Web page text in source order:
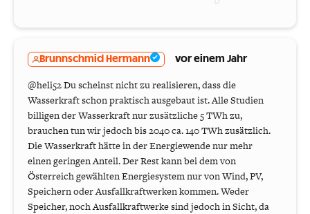
Brunnschmid Hermann vor einem Jahr
@heli52 Du scheinst nicht zu realisieren, dass die
Wasserkraft schon praktisch ausgebaut ist. Alle Studien
billigen der Wasserkraft nur zusätzliche 5 TWh zu,
brauchen tun wir jedoch bis 2040 ca. 140 TWh zusätzlich.
Die Wasserkraft hätte in der Energiewende nur mehr
einen geringen Anteil. Der Rest kann bei dem von
Österreich gewählten Energiesystem nur von Wind, PV,
Speichern oder Ausfallkraftwerken kommen. Weder
Speicher, noch Ausfallkraftwerke sind jedoch in Sicht, da